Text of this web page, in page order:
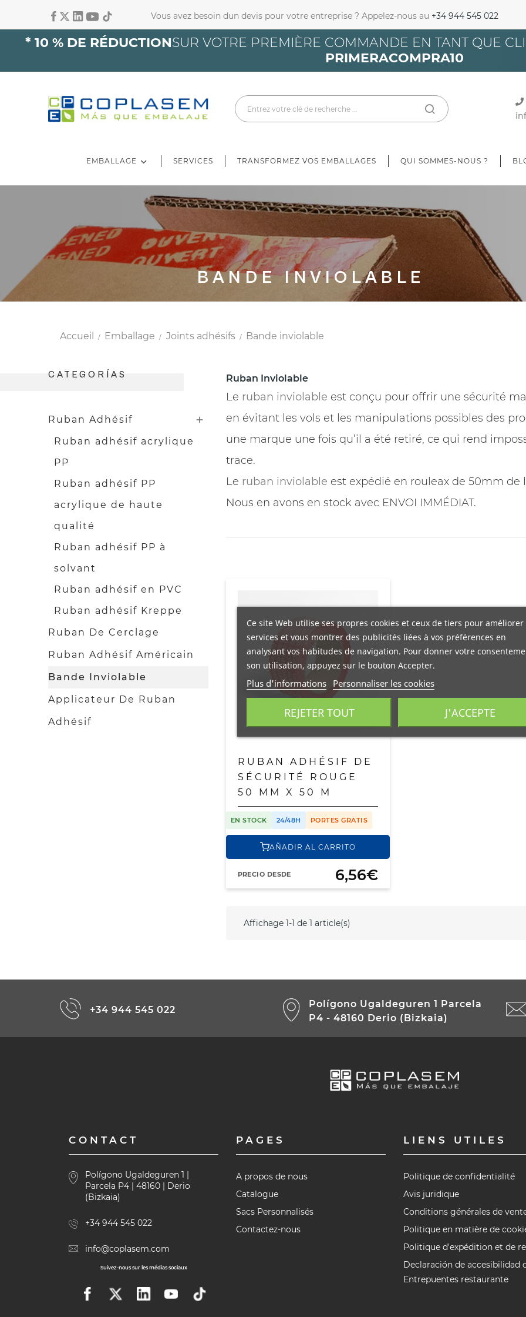
Vous avez besoin dun devis pour votre entreprise ? Appelez-nous au +34 944 545 022
* 10 % DE RÉDUCTIONSUR VOTRE PREMIÈRE COMMANDE EN TANT QUE
PRIMERACOMPRA10
EMBALLAGE SERVICES TRANSFORMEZ VOS EMBALLAGES QUI SOMMES-NOUS ?
BANDE INVIOLABLE
Accueil Emballage Joints adhésifs Bande inviolable
CATEGORÍAS
Ruban Adhésif 
Ruban adhésif acrylique
PP
Ruban adhésif PP
acrylique de haute
qualité
Ruban adhésif PP à
solvant
Ruban adhésif en PVC
Ruban adhésif Kreppe
Ruban De Cerclage
Ruban Adhésif Américain
Bande Inviolable
Applicateur De Ruban
Adhésif
Ruban Inviolable
Le ruban inviolable est conçu pour offrir une sécurité
en évitant les vols et les manipulations possibles des
une marque une fois qu’il a été retiré, ce qui rend
trace.
Le ruban inviolable est expédié en rouleax de 50mm de
Nous en avons en stock avec ENVOI IMMÉDIAT.
RUBAN ADHÉSIF DE
SÉCURITÉ ROUGE
50 MM X 50 M
EN STOCK 24/48H PORTES GRATIS
AÑADIR AL CARRITO
PRECIO DESDE 6,56€
Affichage 1-1 de 1 article(s)
+34 944 545 022
Polígono Ugaldeguren 1 Parcela
P4 - 48160 Derio (Bizkaia)
CONTACT
Polígono Ugaldeguren 1 |
Parcela P4 | 48160 | Derio
(Bizkaia)
+34 944 545 022
info@coplasem.com
Suivez-nous sur les médias sociaux
PAGES
A propos de nous
Catalogue
Sacs Personnalisés
Contactez-nous
LIENS UTILES
Politique de confidentialité
Avis juridique
Conditions générales de
Politique en matière de
Politique d'expédition et de
Declaración de accesibilidad
Entrepuentes restaurante
Ce site Web utilise ses propres cookies et ceux de tiers pour améliorer
services et vous montrer des publicités liées à vos préférences en
analysant vos habitudes de navigation. Pour donner votre
son utilisation, appuyez sur le bouton Accepter.
Plus d'informations Personnaliser les cookies
REJETER TOUT J'ACCEPTE
Connexion
You need to be logged in to save products in your wish list.
Connexion